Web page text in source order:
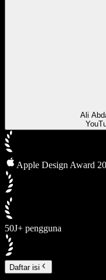
Ali
Apple Design Award
50J+ pengguna
Daftar isi